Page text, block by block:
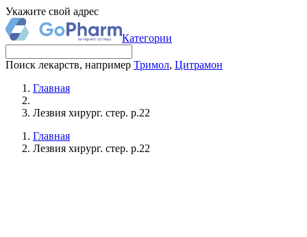
Укажите свой адрес
Категории
Поиск лекарств, например Тримол, Цитрамон
Главная
Лезвия хирург. стер. р.22
Главная
Лезвия хирург. стер. р.22